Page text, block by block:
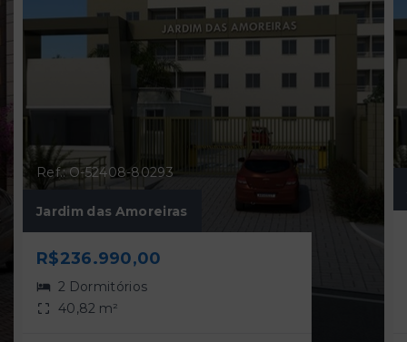
Ref.: O-52408-80293
Jardim das Amoreiras
R$236.990,00
2 Dormitórios
40,82 m²